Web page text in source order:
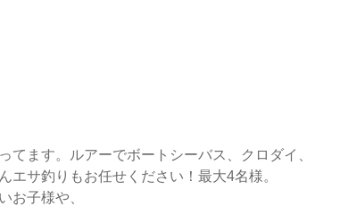
てます。ルアーでボートシーバス、クロダイ、
エサ釣りもお任せください！最大4名様。
お子様や、